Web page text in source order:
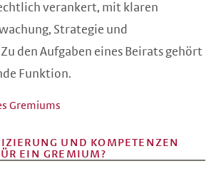
verankert, mit klaren
Strategie und
den Aufgaben eines Beirats gehört
Funktion.
Gremiums
UND KOMPETENZEN
EIN GREMIUM?